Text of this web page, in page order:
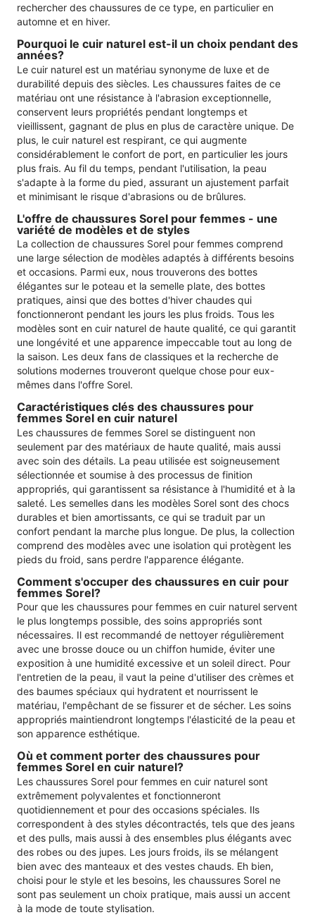
rechercher des chaussures de ce type, en particulier en
automne et en hiver.
Pourquoi le cuir naturel est-il un choix pendant des
années?
Le cuir naturel est un matériau synonyme de luxe et de
durabilité depuis des siècles. Les chaussures faites de ce
matériau ont une résistance à l'abrasion exceptionnelle,
conservent leurs propriétés pendant longtemps et
vieillissent, gagnant de plus en plus de caractère unique. De
plus, le cuir naturel est respirant, ce qui augmente
considérablement le confort de port, en particulier les jours
plus frais. Au fil du temps, pendant l'utilisation, la peau
s'adapte à la forme du pied, assurant un ajustement parfait
et minimisant le risque d'abrasions ou de brûlures.
L'offre de chaussures Sorel pour femmes - une
variété de modèles et de styles
La collection de chaussures Sorel pour femmes comprend
une large sélection de modèles adaptés à différents besoins
et occasions. Parmi eux, nous trouverons des bottes
élégantes sur le poteau et la semelle plate, des bottes
pratiques, ainsi que des bottes d'hiver chaudes qui
fonctionneront pendant les jours les plus froids. Tous les
modèles sont en cuir naturel de haute qualité, ce qui garantit
une longévité et une apparence impeccable tout au long de
la saison. Les deux fans de classiques et la recherche de
solutions modernes trouveront quelque chose pour eux-
mêmes dans l'offre Sorel.
Caractéristiques clés des chaussures pour
femmes Sorel en cuir naturel
Les chaussures de femmes Sorel se distinguent non
seulement par des matériaux de haute qualité, mais aussi
avec soin des détails. La peau utilisée est soigneusement
sélectionnée et soumise à des processus de finition
appropriés, qui garantissent sa résistance à l'humidité et à la
saleté. Les semelles dans les modèles Sorel sont des chocs
durables et bien amortissants, ce qui se traduit par un
confort pendant la marche plus longue. De plus, la collection
comprend des modèles avec une isolation qui protègent les
pieds du froid, sans perdre l'apparence élégante.
Comment s'occuper des chaussures en cuir pour
femmes Sorel?
Pour que les chaussures pour femmes en cuir naturel servent
le plus longtemps possible, des soins appropriés sont
nécessaires. Il est recommandé de nettoyer régulièrement
avec une brosse douce ou un chiffon humide, éviter une
exposition à une humidité excessive et un soleil direct. Pour
l'entretien de la peau, il vaut la peine d'utiliser des crèmes et
des baumes spéciaux qui hydratent et nourrissent le
matériau, l'empêchant de se fissurer et de sécher. Les soins
appropriés maintiendront longtemps l'élasticité de la peau et
son apparence esthétique.
Où et comment porter des chaussures pour
femmes Sorel en cuir naturel?
Les chaussures Sorel pour femmes en cuir naturel sont
extrêmement polyvalentes et fonctionneront
quotidiennement et pour des occasions spéciales. Ils
correspondent à des styles décontractés, tels que des jeans
et des pulls, mais aussi à des ensembles plus élégants avec
des robes ou des jupes. Les jours froids, ils se mélangent
bien avec des manteaux et des vestes chauds. Eh bien,
choisi pour le style et les besoins, les chaussures Sorel ne
sont pas seulement un choix pratique, mais aussi un accent
à la mode de toute stylisation.